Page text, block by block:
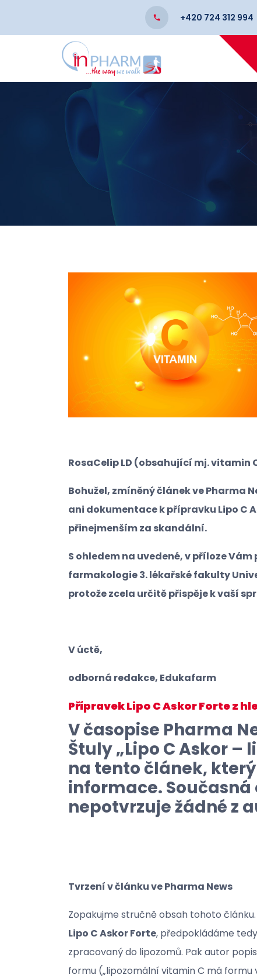
+420 724 312 994
RosaCelip LD (obsahující mj. vitamin
Bohužel, zmíněný článek ve Pharma
ani dokumentace k přípravku Lipo C
přinejmenším za skandální.
S ohledem na uvedené, v příloze
farmakologie 3. lékařské fakulty
protože zcela určitě přispěje k vaší
V úctě,
odborná redakce, Edukafarm
Přípravek Lipo C Askor Forte z
V časopise Pharma
Štuly „Lipo C Askor –
na tento článek,
informace.
nepotvrzuje žádné z
Tvrzení v článku ve Pharma News
Zopakujme stručně obsah tohoto
Lipo C Askor Forte, předpokládáme
zpracovaný do lipozomů. Pak autor
formu („lipozomální vitamin C má